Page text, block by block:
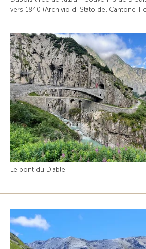
vers 1840 (Archivio di Stato del Cantone
Le pont du Diable